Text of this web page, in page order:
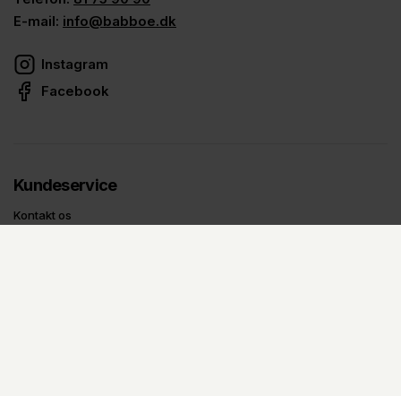
E-mail: info@babboe.dk
Instagram
Facebook
Kundeservice
Kontakt os